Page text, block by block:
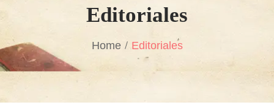
Editoriales
Home Editoriales